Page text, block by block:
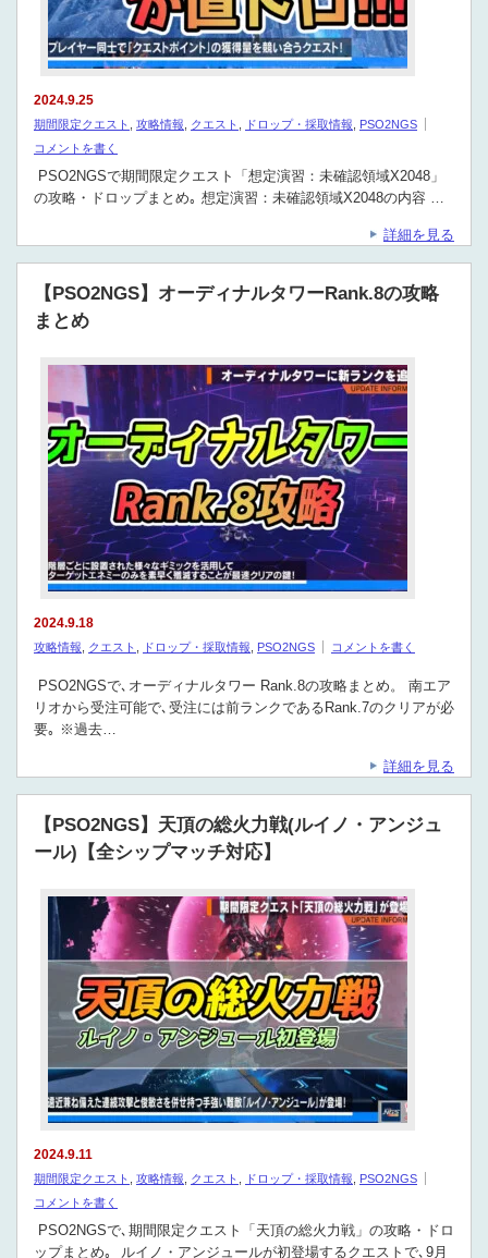
2024.9.25
期間限定クエスト 攻略情報 クエスト ドロップ・採取情報
PSO2NGS
コメントを書く
PSO2NGSで期間限定クエスト「想定演習：未確認領域X2048」
の攻略・ドロップまとめ｡ 想定演習：未確認領域X2048の内容 …
詳細を見る
【PSO2NGS】オーディナルタワーRank.8の攻略
まとめ
2024.9.18
攻略情報 クエスト ドロップ・採取情報 PSO2NGS コメントを書く
PSO2NGSで､オーディナルタワー Rank.8の攻略まとめ。 南エア
リオから受注可能で､受注には前ランクであるRank.7のクリアが必
要｡ ※過去…
詳細を見る
【PSO2NGS】天頂の総火力戦(ルイノ・アンジュ
ール)【全シップマッチ対応】
2024.9.11
期間限定クエスト 攻略情報 クエスト ドロップ・採取情報
PSO2NGS
コメントを書く
PSO2NGSで､期間限定クエスト「天頂の総火力戦」の攻略・ドロ
ップまとめ｡ ルイノ・アンジュールが初登場するクエストで､9月